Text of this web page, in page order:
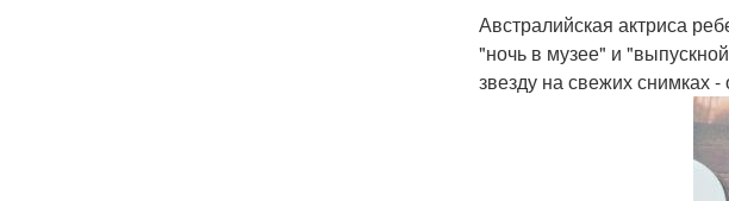
Австралийская актриса
"ночь в музее" и
звезду на свежих снимках